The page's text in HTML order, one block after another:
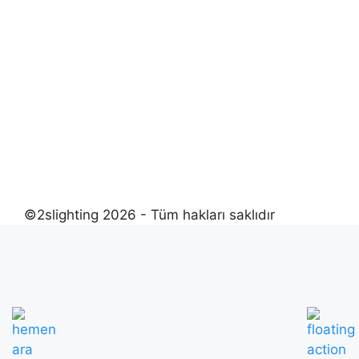
©2slighting 2026 - Tüm hakları saklıdır